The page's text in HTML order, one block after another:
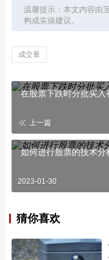
温馨提示：本文内容由
构成实操建议。
成交量
在股票下跌时分批买入
上一篇
如何进行股票的技术分
2023-01-30
猜你喜欢